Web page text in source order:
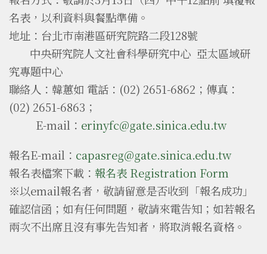
名表，以利資料與餐點準備。
地址：台北市南港區研究院路二段128號
中央研究院人文社會科學研究中心 亞太區域研
究專題中心
聯絡人：韓蕙如 電話：(02) 2651-6862；傳真：
(02) 2651-6863；
E-mail： erinyfc@gate.sinica.edu.tw
報名E-mail： capasreg@gate.sinica.edu.tw
報名表檔案下載： 報名表 Registration Form
※以email報名者，敬請留意是否收到「報名成功」
確認信函；如有任何問題，敬請來電告知；如若報名
兩次不出席且沒有事先告知者，將取消報名資格。